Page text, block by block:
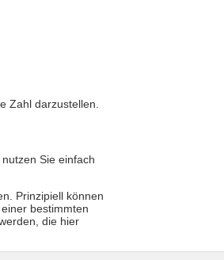
Zahl darzustellen.
Sie einfach
Prinzipiell können
bestimmten
die hier